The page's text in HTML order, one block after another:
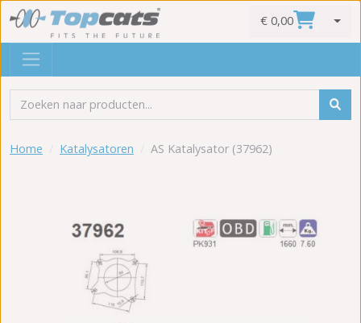
€ 0,00
Home Katalysatoren AS Katalysator (37962)